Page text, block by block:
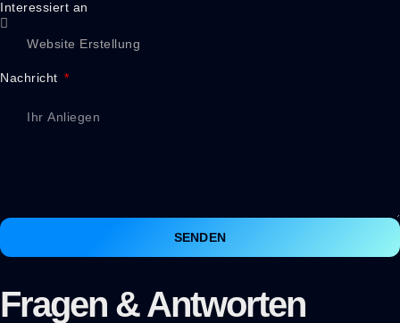
Interessiert an
Nachricht
SENDEN
Fragen & Antworten